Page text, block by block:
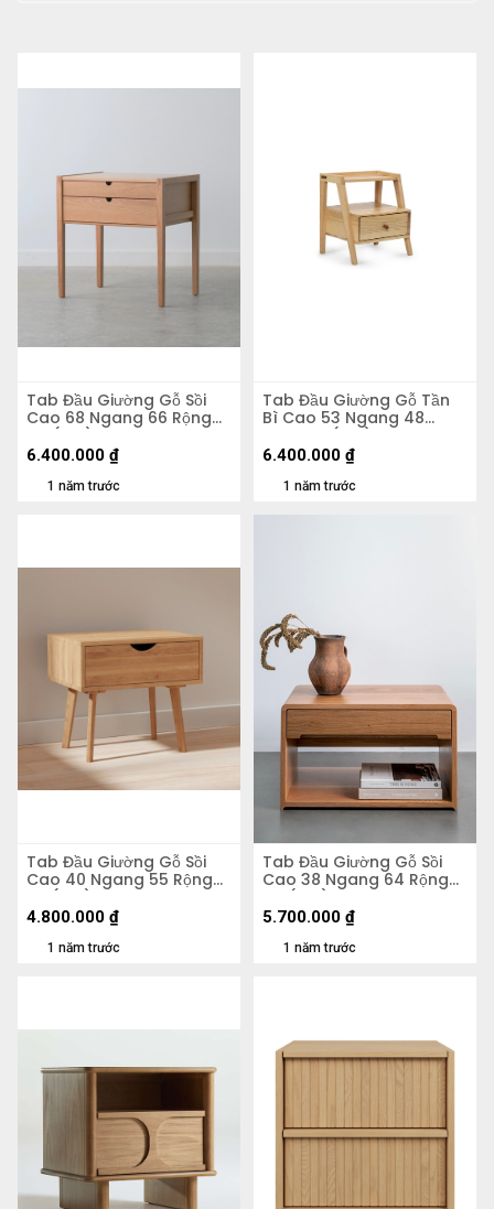
Tab Đầu Giường Gỗ Sồi
Cao 68 Ngang 66 Rộng
45 (cm)
1 năm trước
6.400.000 ₫
Tab Đầu Giường Gỗ Tần
Bì Cao 53 Ngang 48
Rộng 38 (cm)
1 năm trước
6.400.000 ₫
Tab Đầu Giường Gỗ Sồi
Cao 40 Ngang 55 Rộng
50 (cm)
1 năm trước
4.800.000 ₫
Tab Đầu Giường Gỗ Sồi
Cao 38 Ngang 64 Rộng
40 (cm)
1 năm trước
5.700.000 ₫